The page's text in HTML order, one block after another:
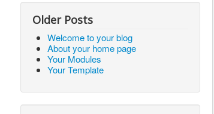
Older Posts
Welcome to your blog
About your home page
Your Modules
Your Template